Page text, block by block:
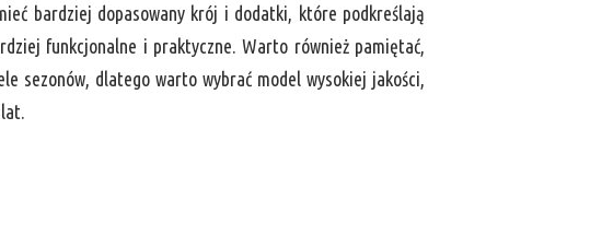
bardziej dopasowany krój i dodatki, które podkreślają
funkcjonalne i praktyczne. Warto również pamiętać,
sezonów, dlatego warto wybrać model wysokiej jakości,